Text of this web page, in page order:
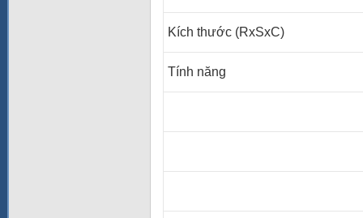
Kích thước (RxSxC)
Tính năng